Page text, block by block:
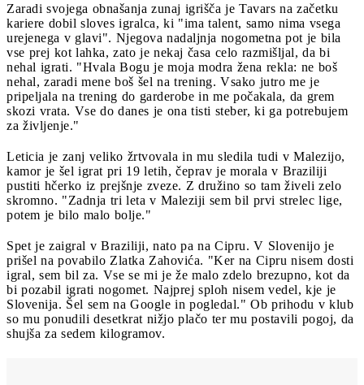
Zaradi svojega obnašanja zunaj igrišča je Tavars na začetku
kariere dobil sloves igralca, ki "ima talent, samo nima vsega
urejenega v glavi". Njegova nadaljnja nogometna pot je bila
vse prej kot lahka, zato je nekaj časa celo razmišljal, da bi
nehal igrati. "Hvala Bogu je moja modra žena rekla: ne boš
nehal, zaradi mene boš šel na trening. Vsako jutro me je
pripeljala na trening do garderobe in me počakala, da grem
skozi vrata. Vse do danes je ona tisti steber, ki ga potrebujem
za življenje."
Leticia je zanj veliko žrtvovala in mu sledila tudi v Malezijo,
kamor je šel igrat pri 19 letih, čeprav je morala v Braziliji
pustiti hčerko iz prejšnje zveze. Z družino so tam živeli zelo
skromno. "Zadnja tri leta v Maleziji sem bil prvi strelec lige,
potem je bilo malo bolje."
Spet je zaigral v Braziliji, nato pa na Cipru. V Slovenijo je
prišel na povabilo Zlatka Zahovića. "Ker na Cipru nisem dosti
igral, sem bil za. Vse se mi je že malo zdelo brezupno, kot da
bi pozabil igrati nogomet. Najprej sploh nisem vedel, kje je
Slovenija. Šel sem na Google in pogledal." Ob prihodu v klub
so mu ponudili desetkrat nižjo plačo ter mu postavili pogoj, da
shujša za sedem kilogramov.